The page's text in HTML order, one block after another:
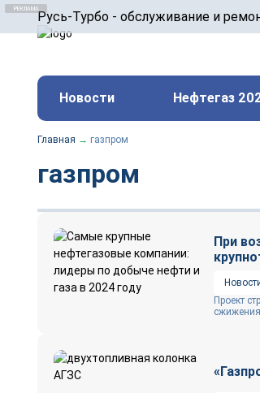
Русь-Турбо - обслуживание и
ООО «Русь-Турбо» занимается
оборудования ТЭС, зарубежных
и других предприятиях.
Реклама. ООО «Русь-Турбо», ИНН
erid: F7NfYUJCUneVdwPs4znf
Новости Нефтегаз
Главная → газпром
газпром
При
Проект